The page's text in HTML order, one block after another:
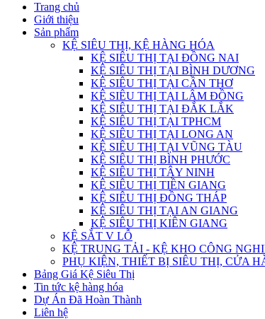
Trang chủ
Giới thiệu
Sản phẩm
KỆ SIÊU THỊ, KỆ HÀNG HÓA
KỆ SIÊU THỊ TẠI ĐỒNG NAI
KỆ SIÊU THỊ TẠI BÌNH DƯƠNG
KỆ SIÊU THỊ TẠI CẦN THƠ
KỆ SIÊU THỊ TẠI LÂM ĐỒNG
KỆ SIÊU THỊ TẠI ĐẮK LẮK
KỆ SIÊU THỊ TẠI TPHCM
KỆ SIÊU THỊ TẠI LONG AN
KỆ SIÊU THỊ TẠI VŨNG TÀU
KỆ SIÊU THỊ BÌNH PHƯỚC
KỆ SIÊU THỊ TÂY NINH
KỆ SIÊU THỊ TIỀN GIANG
KỆ SIÊU THỊ ĐỒNG THÁP
KỆ SIÊU THỊ TẠI AN GIANG
KỆ SIÊU THỊ KIÊN GIANG
KỆ SẮT V LỖ
KỆ TRUNG TẢI - KỆ KHO CÔNG
PHỤ KIỆN, THIẾT BỊ SIÊU THỊ, CỬA
Bảng Giá Kệ Siêu Thị
Tin tức kệ hàng hóa
Dự Án Đã Hoàn Thành
Liên hệ